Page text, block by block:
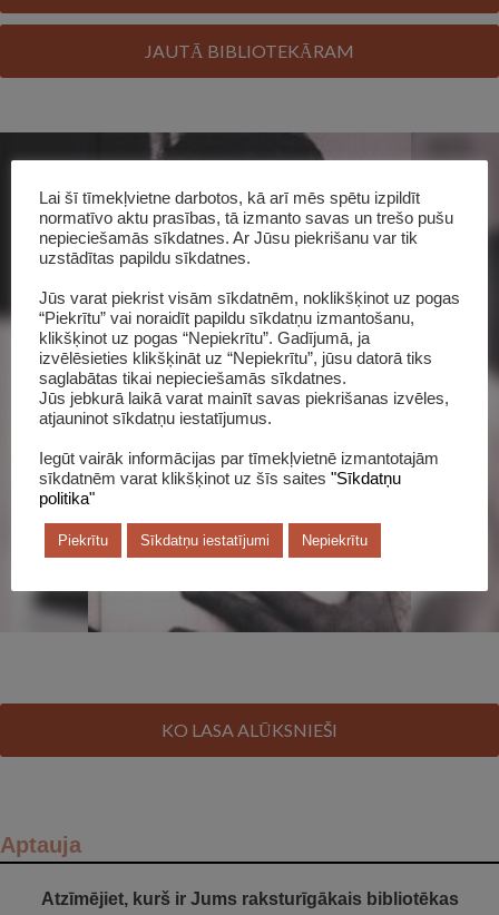
JAUTĀ BIBLIOTEKĀRAM
Šī grāmata katalogā
KO LASA ALŪKSNIEŠI
Aptauja
Atzīmējiet, kurš ir Jums raksturīgākais bibliotēkas
Lai šī tīmekļvietne darbotos, kā arī mēs spētu izpildīt
normatīvo aktu prasības, tā izmanto savas un trešo pušu
nepieciešamās sīkdatnes. Ar Jūsu piekrišanu var tik
uzstādītas papildu sīkdatnes.
Jūs varat piekrist visām sīkdatnēm, noklikšķinot uz pogas
“Piekrītu” vai noraidīt papildu sīkdatņu izmantošanu,
klikšķinot uz pogas “Nepiekrītu”. Gadījumā, ja
izvēlēsieties klikšķināt uz “Nepiekrītu”, jūsu datorā tiks
saglabātas tikai nepieciešamās sīkdatnes.
Jūs jebkurā laikā varat mainīt savas piekrišanas izvēles,
atjauninot sīkdatņu iestatījumus.
Iegūt vairāk informācijas par tīmekļvietnē izmantotajām
sīkdatnēm varat klikšķinot uz šīs saites "Sīkdatņu
politika"
Piekrītu Sīkdatņu iestatījumi Nepiekrītu